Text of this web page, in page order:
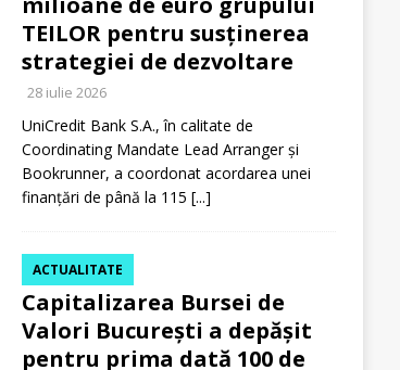
TEILOR pentru susținerea
strategiei de dezvoltare
28 iulie 2026
UniCredit Bank S.A., în calitate de
Coordinating Mandate Lead Arranger și
Bookrunner, a coordonat acordarea unei
finanțări de până la 115 [...]
Capitalizarea Bursei de
Valori București a depășit
pentru prima dată 100 de
ACTUALITATE